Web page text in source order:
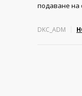
подаване на
DKC_ADM